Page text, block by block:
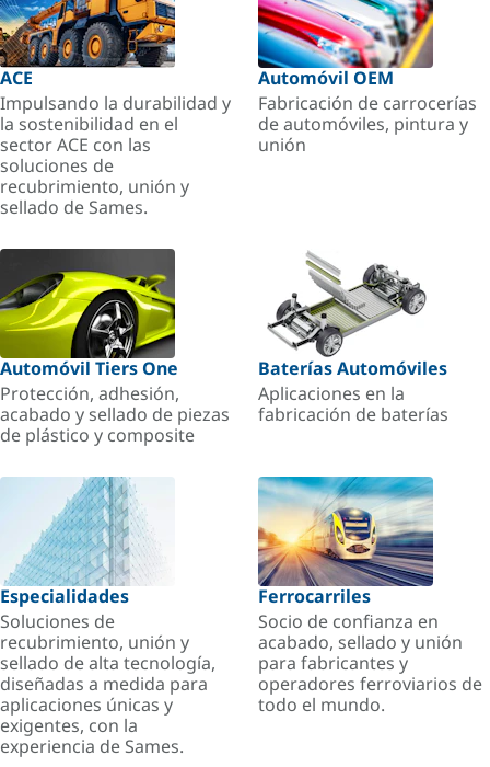
ACE
Impulsando la durabilidad y
la sostenibilidad en el
sector ACE con las
soluciones de
recubrimiento, unión y
sellado de Sames.
Automóvil OEM
Fabricación de carrocerías
de automóviles, pintura y
unión
Automóvil Tiers One
Protección, adhesión,
acabado y sellado de piezas
de plástico y composite
Baterías Automóviles
Aplicaciones en la
fabricación de baterías
Especialidades
Soluciones de
recubrimiento, unión y
sellado de alta tecnología,
diseñadas a medida para
aplicaciones únicas y
exigentes, con la
experiencia de Sames.
Ferrocarriles
Socio de confianza en
acabado, sellado y unión
para fabricantes y
operadores ferroviarios de
todo el mundo.